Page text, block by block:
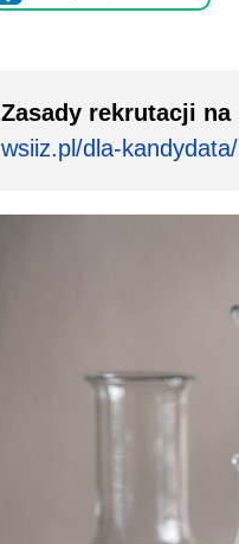
Zasady rekrutacji
wsiiz.pl/dla-